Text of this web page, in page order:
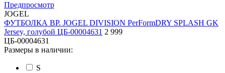
Предпросмотр
JOGEL
ФУТБОЛКА ВР. JOGEL DIVISION PerFormDRY SPLASH GK
Jersey, голубой ЦБ-00004631 2 999
ЦБ-00004631
Размеры в наличии:
S